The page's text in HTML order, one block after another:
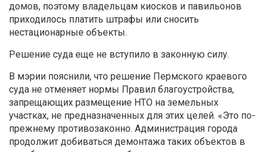
домов, поэтому владельцам киосков и павильонов
приходилось платить штрафы или сносить
нестационарные объекты.
Решение суда еще не вступило в законную силу.
В мэрии пояснили, что решение Пермского краевого
суда не отменяет нормы Правил благоустройства,
запрещающих размещение НТО на земельных
участках, не предназначенных для этих целей. «Это по-
прежнему противозаконно. Администрация города
продолжит добиваться демонтажа таких объектов в